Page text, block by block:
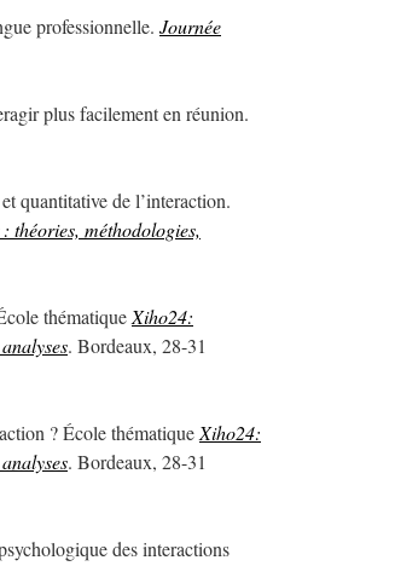
professionnelle. Journée
plus facilement en réunion.
quantitative de l’interaction.
théories, méthodologies,
thématique Xiho24:
. Bordeaux, 28-31
? École thématique Xiho24:
. Bordeaux, 28-31
des interactions